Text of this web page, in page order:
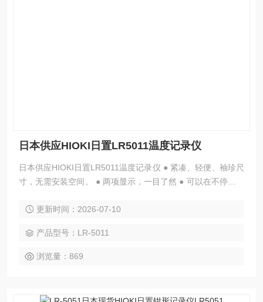
日本供应HIOKI日置LR5011温度记录仪
日本供应HIOKI日置LR5011温度记录仪 ● 紧凑、轻便、袖珍尺
寸，无需安装空间。 ● 两项显示，一目了然 ● 可以在不停止记
时更换电池（即使取出电池，录音仍会持续约30秒） ● 记录容
记录模式，记录变化不遗漏。 ● 即使电池电量耗尽，测量数据
也不会丢失。 ● 即使万一发生
更新时间：2026-07-10
产品型号：LR-5011
浏览量：869